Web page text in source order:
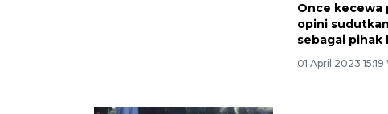
Once kecewa
opini
sebagai pihak
01 April 2023